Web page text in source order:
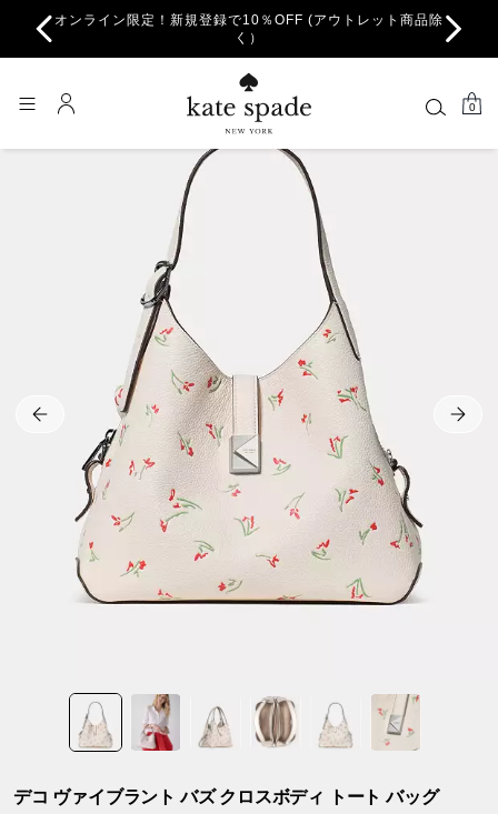
オンライン限定！新規登録で10％OFF (アウトレット商品除
く）
0
デコ ヴァイブラント バズ クロスボディ トート バッグ